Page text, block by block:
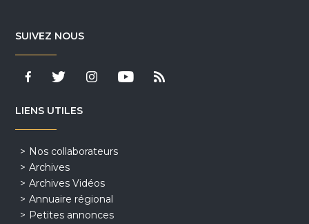
SUIVEZ NOUS
LIENS UTILES
Nos collaborateurs
Archives
Archives Vidéos
Annuaire régional
Petites annonces